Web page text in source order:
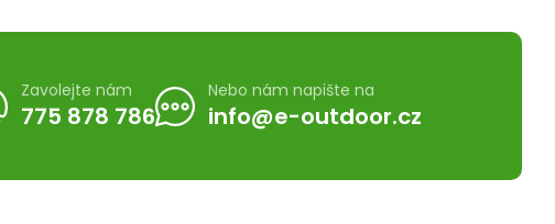
Zavolejte nám
775 878 786
Nebo nám napište na
info@e-outdoor.cz